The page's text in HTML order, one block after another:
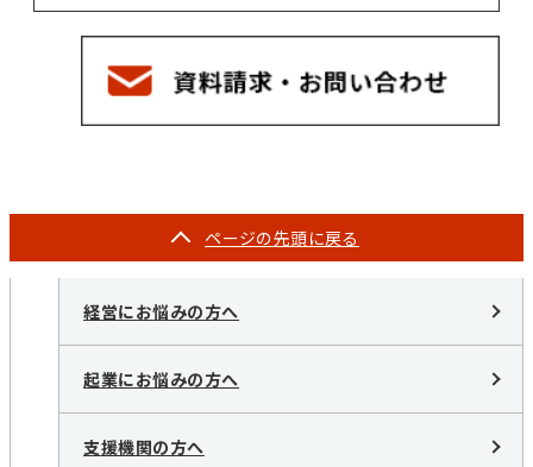
ページの先頭に戻る
経営にお悩みの方へ
起業にお悩みの方へ
支援機関の方へ